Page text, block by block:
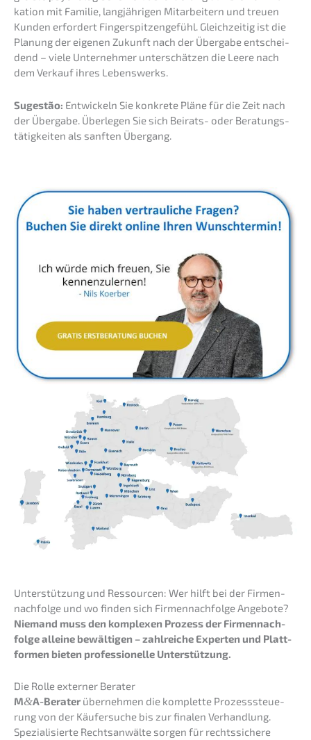
ka­ti­on mit Familie, langjäh­ri­gen Mitar­bei­tern und treuen
Kunden erfor­dert Finger­spit­zen­ge­fühl. Gleich­zei­tig ist die
Planung der eigenen Zukunft nach der Überga­be entschei­
dend – viele Unter­neh­mer unter­schät­zen die Leere nach
dem Verkauf ihres Lebenswerks.
Sugestão: Entwi­ckeln Sie konkre­te Pläne für die Zeit nach
der Überga­be. Überle­gen Sie sich Beirats- oder Beratungs­
tä­tig­kei­ten als sanften Übergang.
Unter­stüt­zung und Ressour­cen: Wer hilft bei der Firmen­
nach­fol­ge und wo finden sich Firmen­nach­fol­ge Angebote?
Niemand muss den komple­xen Prozess der Firmen­nach­
fol­ge allei­ne bewäl­ti­gen – zahlrei­che Exper­ten und Platt­
for­men bieten profes­sio­nel­le Unterstützung.
Die Rolle exter­ner Berater
M&A-Berater überneh­men die komplet­te Prozess­steue­
rung von der Käufer­su­che bis zur finalen Verhand­lung.
Spezia­li­sier­te Rechts­an­wäl­te sorgen für rechts­si­che­re